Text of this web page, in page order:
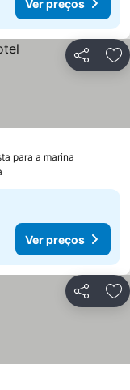
Ver preços
Partilhar
para a marina
Ver preços
Partilhar